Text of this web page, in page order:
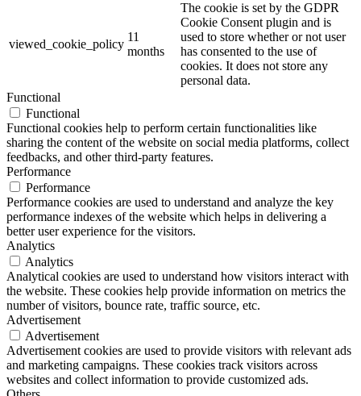
viewed_cookie_policy
11
months
The cookie is set by the GDPR
Cookie Consent plugin and is
used to store whether or not user
has consented to the use of
cookies. It does not store any
personal data.
Functional
Functional
Functional cookies help to perform certain functionalities like
sharing the content of the website on social media platforms, collect
feedbacks, and other third-party features.
Performance
Performance
Performance cookies are used to understand and analyze the key
performance indexes of the website which helps in delivering a
better user experience for the visitors.
Analytics
Analytics
Analytical cookies are used to understand how visitors interact with
the website. These cookies help provide information on metrics the
number of visitors, bounce rate, traffic source, etc.
Advertisement
Advertisement
Advertisement cookies are used to provide visitors with relevant ads
and marketing campaigns. These cookies track visitors across
websites and collect information to provide customized ads.